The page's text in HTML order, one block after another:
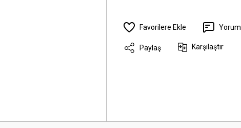
Paylaş Karşılaştır